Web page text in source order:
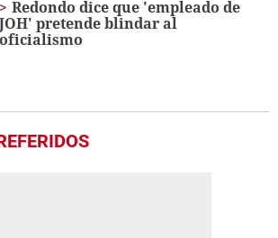
Redondo dice que 'empleado de
JOH' pretende blindar al
oficialismo